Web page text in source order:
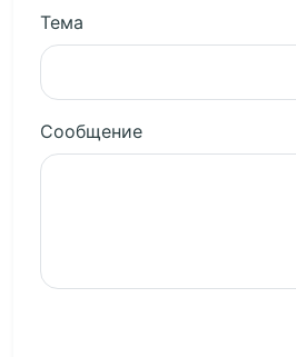
Тема
Сообщение